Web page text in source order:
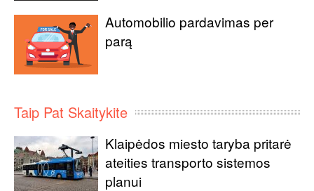
Automobilio pardavimas per
parą
Taip Pat Skaitykite
Klaipėdos miesto taryba pritarė
ateities transporto sistemos
planui